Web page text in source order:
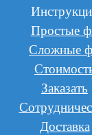
Простые
Сложные
Заказать
Доставка